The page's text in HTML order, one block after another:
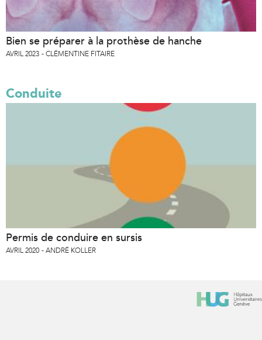
Bien se préparer à la prothèse de hanche
AVRIL 2023 CLÉMENTINE FITAIRE
Conduite
Permis de conduire en sursis
AVRIL 2020 ANDRÉ KOLLER